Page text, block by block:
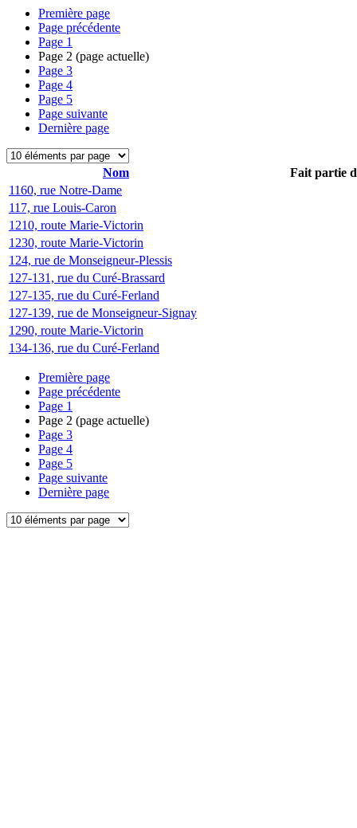
Première page
Page précédente
Page 1
Page 2 (page actuelle)
Page 3
Page 4
Page 5
Page suivante
Dernière page
Nom
Fait partie
1160, rue Notre-Dame
117, rue Louis-Caron
1210, route Marie-Victorin
1230, route Marie-Victorin
124, rue de Monseigneur-Plessis
127-131, rue du Curé-Brassard
127-135, rue du Curé-Ferland
127-139, rue de Monseigneur-Signay
1290, route Marie-Victorin
134-136, rue du Curé-Ferland
Première page
Page précédente
Page 1
Page 2 (page actuelle)
Page 3
Page 4
Page 5
Page suivante
Dernière page